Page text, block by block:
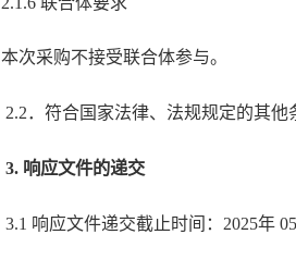
本次采购不接受联合体参与。
2.2．符合国家法律、法规规定的其他
3. 响应文件的递交
3.1 响应文件递交截止时间：2025年 05